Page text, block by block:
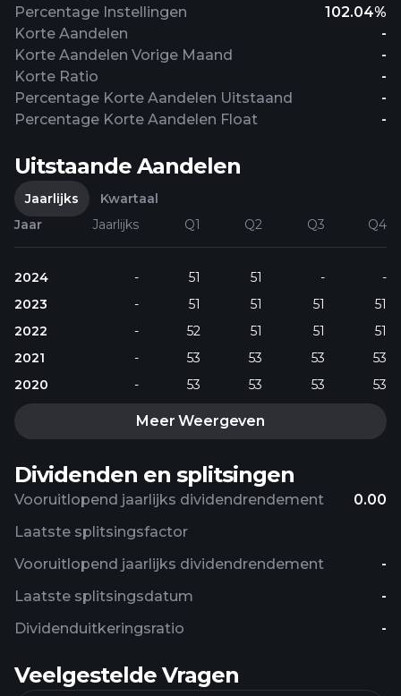
Percentage Instellingen
102.04%
Korte Aandelen
-
Korte Aandelen Vorige Maand
-
Korte Ratio
-
Percentage Korte Aandelen Uitstaand
-
Percentage Korte Aandelen Float
-
Uitstaande Aandelen
Jaarlijks
Kwartaal
Jaar
Jaarlijks Q1 Q2 Q3 Q4
2024 - 51 51 -
-
2023
- 51 51 51
51
2022
- 52 51 51
51
2021
- 53 53 53
53
2020
- 53 53 53 53
Meer Weergeven
Dividenden en splitsingen
Vooruitlopend jaarlijks dividendrendement 0.00
Vooruitlopend jaarlijks dividendrendement -
Dividenduitkeringsratio -
Laatste splitsingsfactor
Laatste splitsingsdatum -
Veelgestelde Vragen